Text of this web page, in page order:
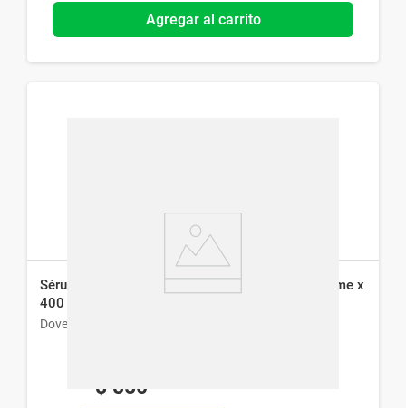
Agregar al carrito
Sérum Corporal Dove Niacinamida + Tono Uniforme x
400 ml
Dove
$ 850